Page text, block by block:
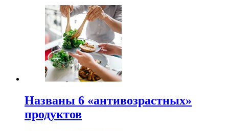
Названы 6 «антивозрастных»
продуктов